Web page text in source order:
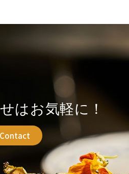
はお気軽に！
Contact